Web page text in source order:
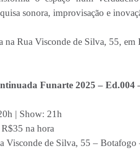
sonora, improvisação e
na Rua Visconde de Silva, 55, em
Funarte 2025 – Ed.004
| Show: 21h
na hora
Visconde de Silva, 55 – Botafogo